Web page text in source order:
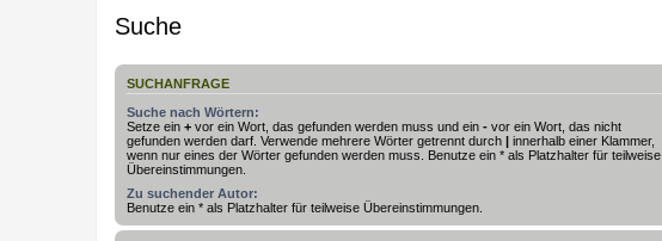
Suche
SUCHANFRAGE
Suche nach Wörtern:
Setze ein + vor ein Wort, das gefunden werden muss und ein - vor ein Wort, das nicht
gefunden werden darf. Verwende mehrere Wörter getrennt durch | innerhalb einer Klammer,
wenn nur eines der Wörter gefunden werden muss. Benutze ein * als Platzhalter für teilweise
Übereinstimmungen.
Zu suchender Autor:
Benutze ein * als Platzhalter für teilweise Übereinstimmungen.